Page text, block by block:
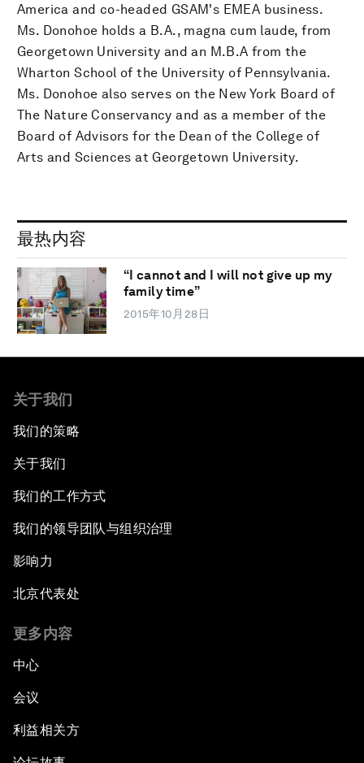
America and co-headed GSAM's EMEA business.
Ms. Donohoe holds a B.A., magna cum laude, from
Georgetown University and an M.B.A from the
Wharton School of the University of Pennsylvania.
Ms. Donohoe also serves on the New York Board of
The Nature Conservancy and as a member of the
Board of Advisors for the Dean of the College of
Arts and Sciences at Georgetown University.
最热内容
“I cannot and I will not give up my
family time”
2015年10月28日
关于我们
我们的策略
关于我们
我们的工作方式
我们的领导团队与组织治理
影响力
北京代表处
更多内容
中心
会议
利益相关方